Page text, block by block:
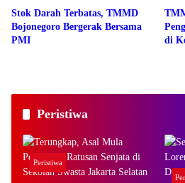
Stok Darah Terbatas, TMMD
Bojonegoro Bergerak Bersama
PMI
di
Peristiwa
Peristiwa